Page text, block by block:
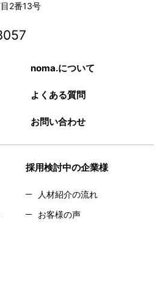
2番13号
noma.について
よくある質問
お問い合わせ
採用検討中の企業様
人材紹介の流れ
お客様の声